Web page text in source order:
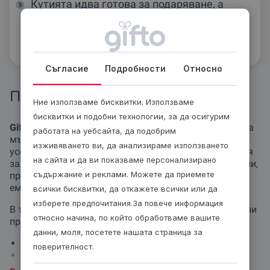
Кутията идва готова за подаряване, а
което най-добре отговаря на неговия
Повече за селекцията
Gifto Мъжки преживяванияе подаръчна селекция за
мъже, които обичат активните подаръци, новите
усещания и преживяванията с характер. Това е кутия
за хора, които се радват повече на движение, машини,
природа, скорост, предизвикателства и истински
емоции, отколкото на поредния предмет.
В тази селекция получателят ще открие разнообразни
преживявания като
офроуд разходки с ATV, UTV и джипове,
ендуро и електрически мотори,
разходки с лодки и яхти, рафтинг,
Съгласие Подробности Относно
Ние използваме бисквитки. Използваме
бисквитки и подобни технологии, за да осигурим
работата на уебсайта, да подобрим
изживяването ви, да анализираме използването
на сайта и да ви показваме персонализирано
съдържание и реклами. Можете да приемете
всички бисквитки, да откажете всички или да
изберете предпочитания.За повече информация
относно начина, по който обработваме вашите
данни, моля, посетете нашата страница за
поверителност.